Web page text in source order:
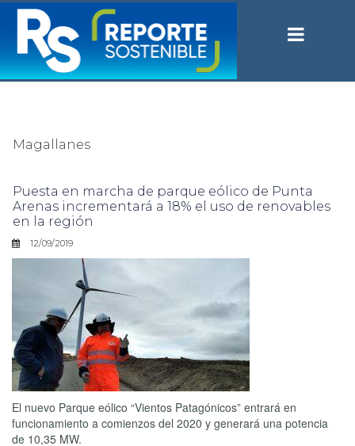
Magallanes
Puesta en marcha de parque eólico de Punta
Arenas incrementará a 18% el uso de renovables
en la región
12/09/2019
El nuevo Parque eólico “Vientos Patagónicos” entrará en
funcionamiento a comienzos del 2020 y generará una potencia
de 10,35 MW.